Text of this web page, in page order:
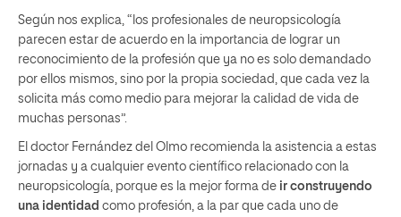
Según nos explica, “los profesionales de neuropsicología
parecen estar de acuerdo en la importancia de lograr un
reconocimiento de la profesión que ya no es solo demandado
por ellos mismos, sino por la propia sociedad, que cada vez la
solicita más como medio para mejorar la calidad de vida de
muchas personas”.
El doctor Fernández del Olmo recomienda la asistencia a estas
jornadas y a cualquier evento científico relacionado con la
neuropsicología, porque es la mejor forma de ir construyendo
una identidad como profesión, a la par que cada uno de